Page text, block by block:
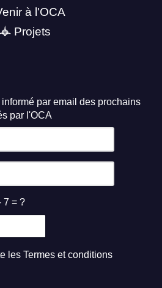
à l'OCA
Projets
par email des prochains
par l'OCA
7 = ?
les Termes et conditions